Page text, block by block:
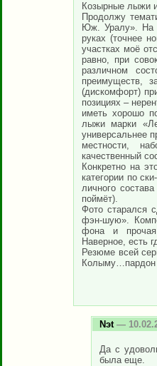
Козырные лыжи
Продолжу
Юж. Уралу». На
руках (точнее
участках моё
равно, при
различном
преимуществ,
(дискомфорт)
позициях –
иметь хорошо
лыжи марки
универсальнее
местности,
качественный
Конкретно на
категории по
личного
поймёт).
Фото старался
фэн-шую».
фона и прочая
Наверное, есть
Резюме всей
Колыму…пардон
Nэt —
Да с
была еще.